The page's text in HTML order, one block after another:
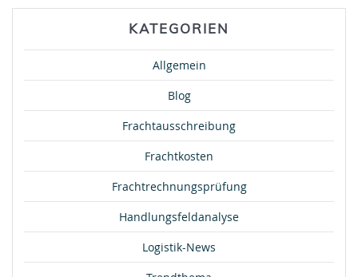
KATEGORIEN
Allgemein
Blog
Frachtausschreibung
Frachtkosten
Frachtrechnungsprüfung
Handlungsfeldanalyse
Logistik-News